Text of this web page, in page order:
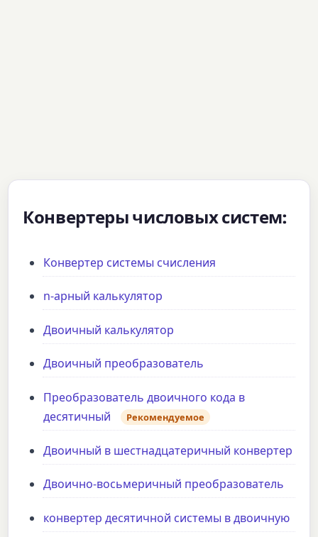
Конвертеры числовых систем:
Конвертер системы счисления
n-арный калькулятор
Двоичный калькулятор
Двоичный преобразователь
Преобразователь двоичного кода в
десятичный
Рекомендуемое
Двоичный в шестнадцатеричный конвертер
Двоично-восьмеричный преобразователь
конвертер десятичной системы в двоичную